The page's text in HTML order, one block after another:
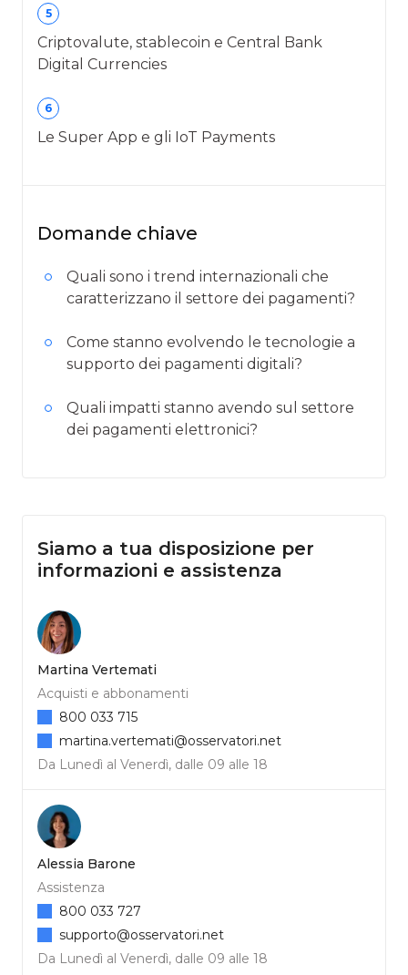
5
Criptovalute, stablecoin e Central Bank
Digital Currencies
6
Le Super App e gli IoT Payments
Domande chiave
Quali sono i trend internazionali che
caratterizzano il settore dei pagamenti?
Come stanno evolvendo le tecnologie a
supporto dei pagamenti digitali?
Quali impatti stanno avendo sul settore
dei pagamenti elettronici?
Siamo a tua disposizione per
informazioni e assistenza
Martina Vertemati
Acquisti e abbonamenti
Da Lunedì al Venerdì, dalle 09 alle 18
800 033 715
martina.vertemati@osservatori.net
Alessia Barone
Assistenza
Da Lunedì al Venerdì, dalle 09 alle 18
800 033 727
supporto@osservatori.net